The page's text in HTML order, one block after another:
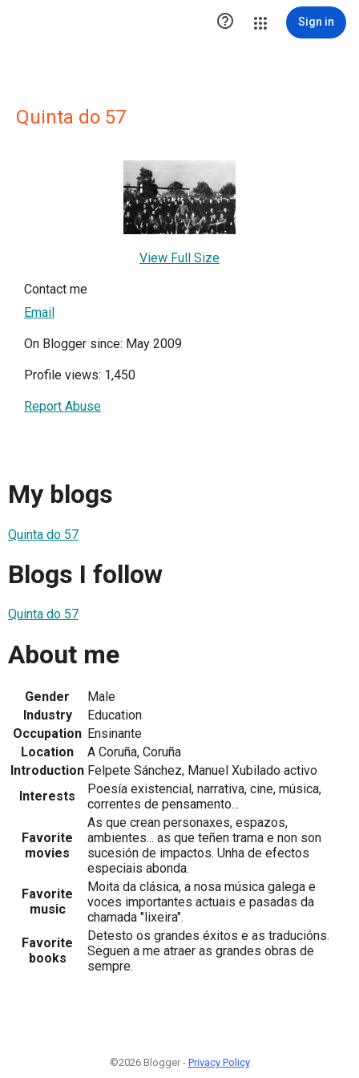
 Sign in
Quinta do 57
View Full Size
Contact me
Email
On Blogger since: May 2009
Profile views: 1,450
Report Abuse
My blogs
Quinta do 57
Blogs I follow
Quinta do 57
About me
Gender
Male
Industry
Education
Occupation Ensinante
Location
A Coruña, Coruña
Introduction Felpete Sánchez, Manuel Xubilado activo
Interests
Poesía existencial, narrativa, cine, música,
correntes de pensamento...
Favorite
movies
As que crean personaxes, espazos,
ambientes... as que teñen trama e non son
sucesión de impactos. Unha de efectos
especiais abonda.
Favorite
music
Moita da clásica, a nosa música galega e
voces importantes actuais e pasadas da
chamada "lixeira".
Favorite
books
Detesto os grandes éxitos e as traducións.
Seguen a me atraer as grandes obras de
sempre.
©2026 Blogger - Privacy Policy